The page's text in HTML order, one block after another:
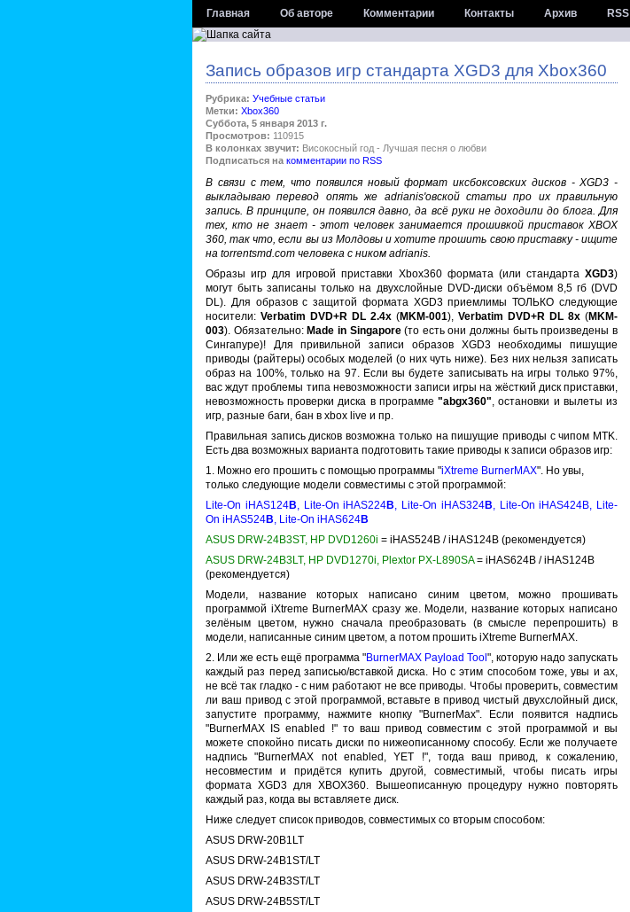
Главная Об авторе Комментарии Контакты Архив RSS
Запись образов игр стандарта XGD3 для Xbox360
Рубрика: Учебные статьи
Метки: Xbox360
Суббота, 5 января 2013 г.
Просмотров: 110915
В колонках звучит: Високосный год - Лучшая песня о любви
Подписаться на комментарии по RSS
В связи с тем, что появился новый формат иксбоксовских дисков - XGD3 -
выкладываю перевод опять же adrianis'овской статьи про их правильную
запись. В принципе, он появился давно, да всё руки не доходили до блога. Для
тех, кто не знает - этот человек занимается прошивкой приставок XBOX
360, так что, если вы из Молдовы и хотите прошить свою приставку - ищите
на torrentsmd.com человека с ником adrianis.
Образы игр для игровой приставки Xbox360 формата (или стандарта XGD3)
могут быть записаны только на двухслойные DVD-диски объёмом 8,5 гб (DVD
DL). Для образов с защитой формата XGD3 приемлимы ТОЛЬКО следующие
носители: Verbatim DVD+R DL 2.4x (MKM-001), Verbatim DVD+R DL 8x (MKM-
003). Обязательно: Made in Singapore(то есть они должны быть произведены в
Сингапуре)! Для привильной записи образов XGD3 необходимы пишущие
приводы (райтеры) особых моделей (о них чуть ниже). Без них нельзя записать
образ на 100%, только на 97. Если вы будете записывать на игры только 97%,
вас ждут проблемы типа невозможности записи игры на жёсткий диск приставки,
невозможность проверки диска в программе"abgx360", остановки и вылеты из
игр, разные баги, бан в xbox live и пр.
Правильная запись дисков возможна только на пишущие приводы с чипом MTK.
Есть два возможных варианта подготовить такие приводы к записи образов игр:
1. Можно его прошить с помощью программы "iXtreme BurnerMAX". Но увы,
только следующие модели совместимы с этой программой:
Lite-On iHAS124B, Lite-On iHAS224B, Lite-On iHAS324B, Lite-On iHAS424B, Lite-
On iHAS524B, Lite-On iHAS624B
ASUS DRW-24B3ST, HP DVD1260i = iHAS524B / iHAS124B (рекомендуется)
ASUS DRW-24B3LT, HP DVD1270i, Plextor PX-L890SA= iHAS624B / iHAS124B
(рекомендуется)
Модели, название которых написано синим цветом, можно прошивать
программой iXtreme BurnerMAX сразу же. Модели, название которых написано
зелёным цветом, нужно сначала преобразовать (в смысле перепрошить) в
модели, написанные синим цветом, а потом прошить iXtreme BurnerMAX.
2. Или же есть ещё программа "BurnerMAX Payload Tool ", которую надо запускать
каждый раз перед записью/вставкой диска. Но с этим способом тоже, увы и ах,
не всё так гладко - с ним работают не все приводы. Чтобы проверить, совместим
ли ваш привод с этой программой, вставьте в привод чистый двухслойный диск,
запустите программу, нажмите кнопку "BurnerMax". Если появится надпись
"BurnerMAX IS enabled !" то ваш привод совместим с этой программой и вы
можете спокойно писать диски по нижеописанному способу. Если же получаете
надпись "BurnerMAX not enabled, YET !", тогда ваш привод, к сожалению,
несовместим и придётся купить другой, совместимый, чтобы писать игры
формата XGD3 для XBOX360. Вышеописанную процедуру нужно повторять
каждый раз, когда вы вставляете диск.
Ниже следует список приводов, совместимых со вторым способом:
ASUS DRW-20B1LT
ASUS DRW-24B1ST/LT
ASUS DRW-24B3ST/LT
ASUS DRW-24B5ST/LT